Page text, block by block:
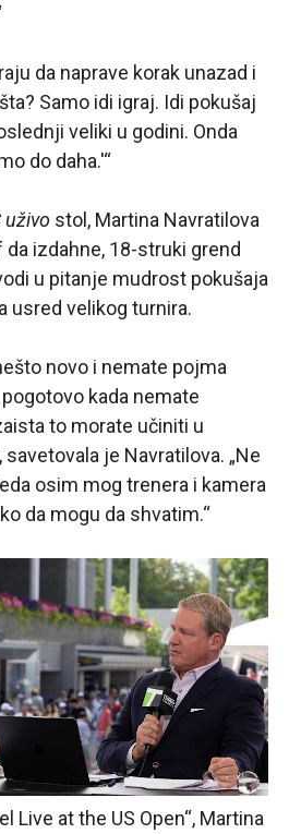
da naprave korak unazad i
Samo idi igraj. Idi pokušaj
veliki u godini. Onda
do daha.'“
uživo stol, Martina Navratilova
izdahne, 18-struki grend
u pitanje mudrost pokušaja
usred velikog turnira.
novo i nemate pojma
kada nemate
to morate učiniti u
je Navratilova. „Ne
osim mog trenera i kamera
da mogu da shvatim.“
Live at the US Open“, Martina